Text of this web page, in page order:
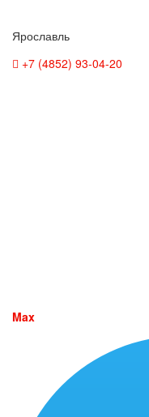
Ярославль
+7 (4852) 93-04-20
Max